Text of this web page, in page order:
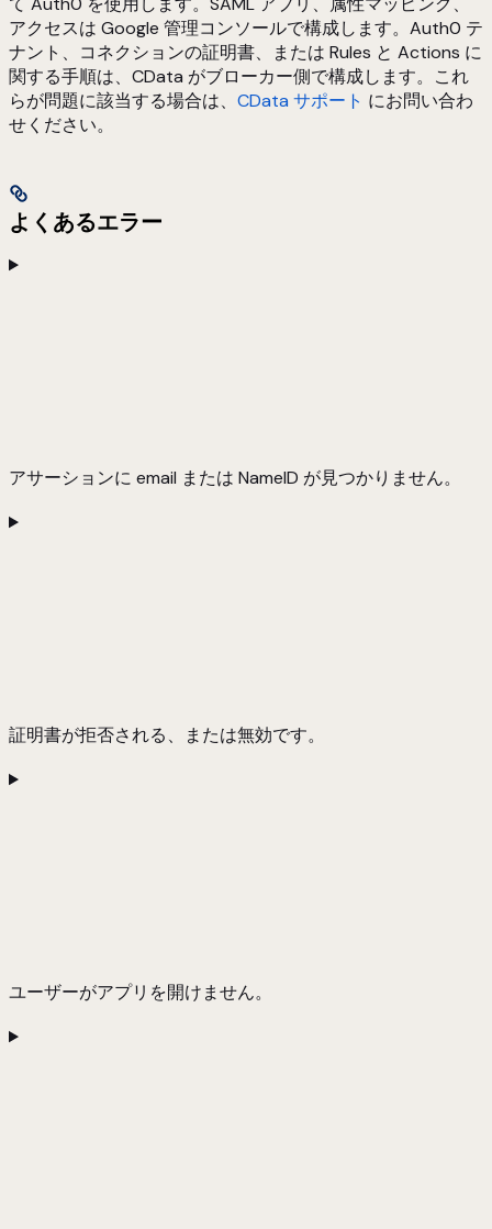
アクセスは Google 管理コンソールで構成します。Auth0 テ
ナント、コネクションの証明書、または Rules と Actions に
関する手順は、CData がブローカー側で構成します。これ
らが問題に該当する場合は、 CData サポート にお問い合わ
せください。
よくあるエラー
アサーションに email または NameID が見つかりません。
証明書が拒否される、または無効です。
ユーザーがアプリを開けません。